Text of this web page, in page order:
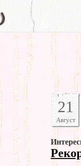
21
Август